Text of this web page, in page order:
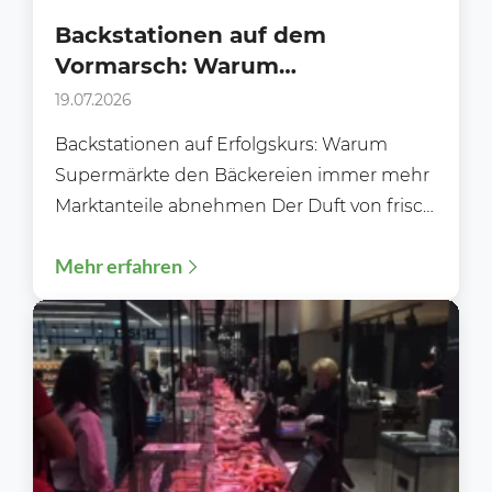
Backstationen auf dem
Vormarsch: Warum
Supermärkte klassischen
Marktanteile abnehmen
19.07.2026
Backstationen auf Erfolgskurs: Warum
Supermärkte den Bäckereien immer mehr
Marktanteile abnehmen Der Duft von frisch
mehr ausschließlich...
Mehr erfahren